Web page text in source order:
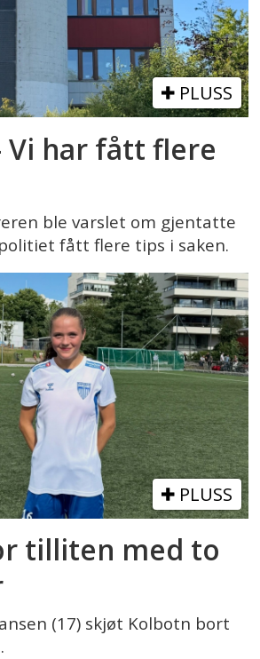
PLUSS
Vi har fått flere
ble varslet om gjentatte
fått flere tips i saken.
PLUSS
tilliten med to
(17) skjøt Kolbotn bort